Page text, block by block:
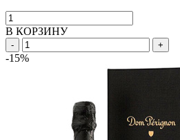
В КОРЗИНУ
- +
-15%